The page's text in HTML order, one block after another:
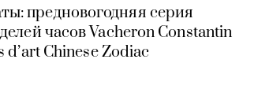
предновогодняя серия
часов Vacheron Constantin
d’art Chinese Zodiac